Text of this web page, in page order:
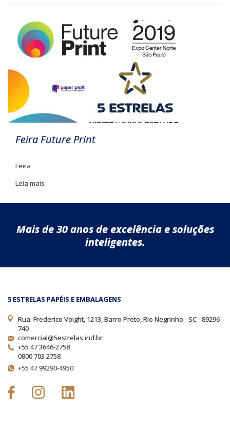
Feira Future Print
Feira
Leia mais
Mais de 30 anos de excelência e soluções
inteligentes.
5 ESTRELAS PAPÉIS E EMBALAGENS
Rua: Frederico Voight, 1213, Barro Preto, Rio Negrinho - SC - 89296-
740
comercial@5estrelas.ind.br
+55 47 3646-2758
0800 703 2758
+55 47 99290-4950